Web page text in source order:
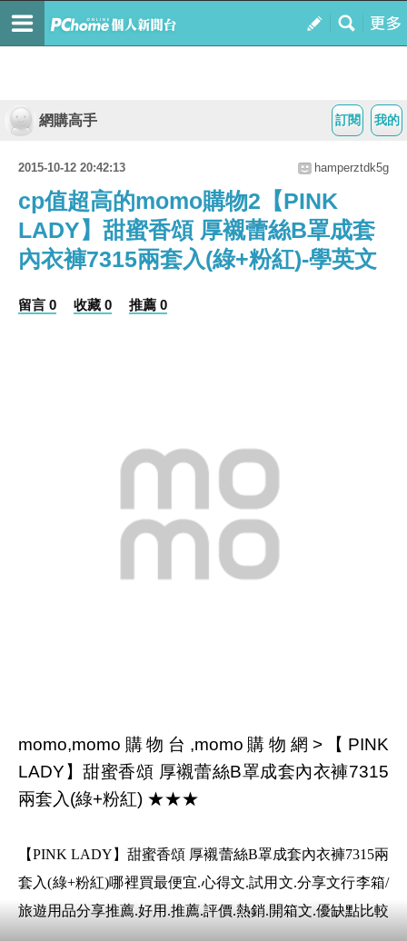
我的
訂閱
網購高手
2015-10-12 20:42:13 hamperztdk5g
cp值超高的momo購物2【PINK
LADY】甜蜜香頌 厚襯蕾絲B罩成套
內衣褲7315兩套入(綠+粉紅)-學英文
留言 0 收藏 0 推薦 0
momo,momo購物台,momo購物網>【PINK
LADY】甜蜜香頌 厚襯蕾絲B罩成套內衣褲7315
兩套入(綠+粉紅) ★★★
【PINK LADY】甜蜜香頌 厚襯蕾絲B罩成套內衣褲7315兩
套入(綠+粉紅)哪裡買最便宜.心得文.試用文.分享文行李箱/
旅遊用品分享推薦.好用.推薦.評價.熱銷.開箱文.優缺點比較